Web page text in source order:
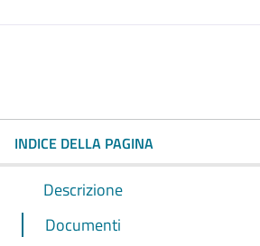
INDICE DELLA PAGINA
Descrizione
Documenti